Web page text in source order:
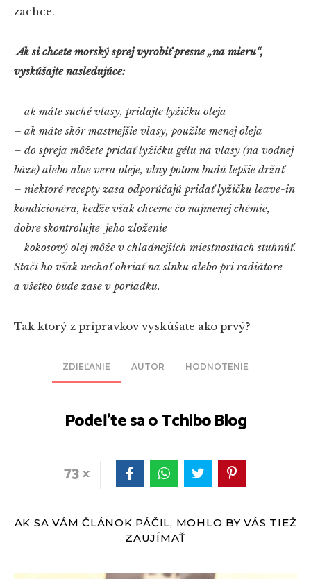
ZDIEĽANIE AUTOR HODNOTENIE
Podeľte sa o Tchibo Blog
73
zachce.
Ak si chcete morský sprej vyrobiť presne „na mieru“,
vyskúšajte nasledujúce:
– ak máte suché vlasy, pridajte lyžičku oleja
– ak máte skôr mastnejšie vlasy, použite menej oleja
– do spreja môžete pridať lyžičku gélu na vlasy (na vodnej
báze) alebo aloe vera oleje, vlny potom budú lepšie držať
– niektoré recepty zasa odporúčajú pridať lyžičku leave-in
kondicionéra, keďže však chceme čo najmenej chémie,
dobre skontrolujte jeho zloženie
– kokosový olej môže v chladnejších miestnostiach stuhnúť.
Stačí ho však nechať ohriať na slnku alebo pri radiátore
a všetko bude zase v poriadku.
Tak ktorý z prípravkov vyskúšate ako prvý?
AK SA VÁM ČLÁNOK PÁČIL, MOHLO BY VÁS TIEŽ
ZAUJÍMAŤ